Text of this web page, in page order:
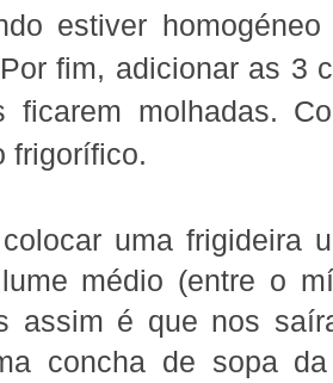
estiver
fim, adicionar as 3
ficarem molhadas.
frigorífico.
uma frigideira
médio (entre o
assim é que nos
concha de sopa